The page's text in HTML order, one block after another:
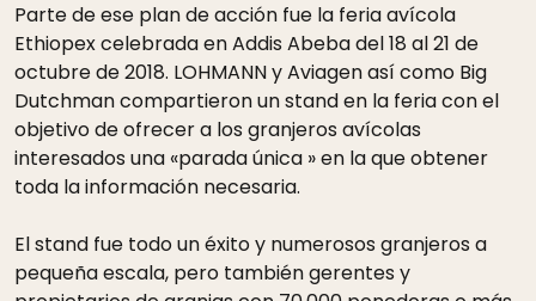
Parte de ese plan de acción fue la feria avícola
Ethiopex celebrada en Addis Abeba del 18 al 21 de
octubre de 2018. LOHMANN y Aviagen así como Big
Dutchman compartieron un stand en la feria con el
objetivo de ofrecer a los granjeros avícolas
interesados una «parada única » en la que obtener
toda la información necesaria.
El stand fue todo un éxito y numerosos granjeros a
pequeña escala, pero también gerentes y